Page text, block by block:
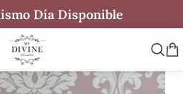
Día Disponible